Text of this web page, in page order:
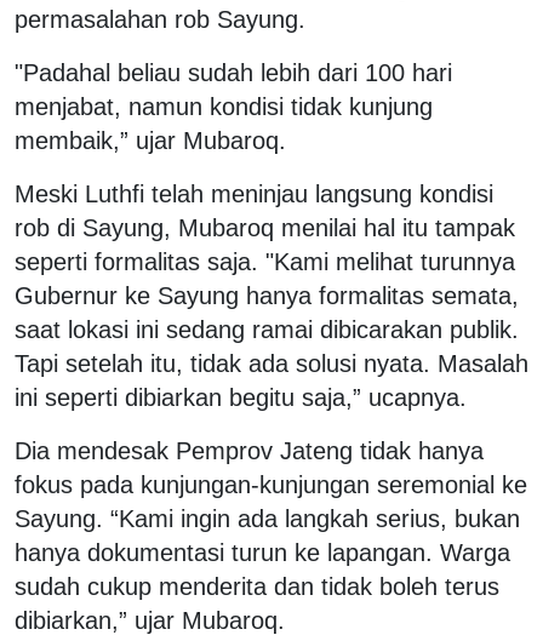
permasalahan rob Sayung.
"Padahal beliau sudah lebih dari 100 hari
menjabat, namun kondisi tidak kunjung
membaik,” ujar Mubaroq.
Meski Luthfi telah meninjau langsung kondisi
rob di Sayung, Mubaroq menilai hal itu tampak
seperti formalitas saja. "Kami melihat turunnya
Gubernur ke Sayung hanya formalitas semata,
saat lokasi ini sedang ramai dibicarakan publik.
Tapi setelah itu, tidak ada solusi nyata. Masalah
ini seperti dibiarkan begitu saja,” ucapnya.
Dia mendesak Pemprov Jateng tidak hanya
fokus pada kunjungan-kunjungan seremonial ke
Sayung. “Kami ingin ada langkah serius, bukan
hanya dokumentasi turun ke lapangan. Warga
sudah cukup menderita dan tidak boleh terus
dibiarkan,” ujar Mubaroq.